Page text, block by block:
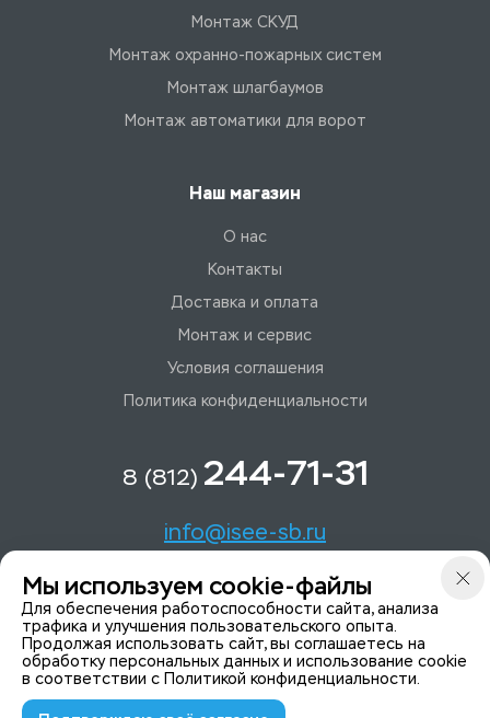
Монтаж СКУД
Монтаж охранно-пожарных систем
Монтаж шлагбаумов
Монтаж автоматики для ворот
Наш магазин
О нас
Контакты
Доставка и оплата
Монтаж и сервис
Условия соглашения
Политика конфиденциальности
8 (812) 244-71-31
info@isee-sb.ru
Светлановский пр-кт, д. 70, корп. 1
Мы в Telegam
Мы используем cookie-файлы
Для обеспечения работоспособности сайта, анализа
трафика и улучшения пользовательского опыта.
Продолжая использовать сайт, вы соглашаетесь на
обработку персональных данных и использование cookie
в соответствии с Политикой конфиденциальности.